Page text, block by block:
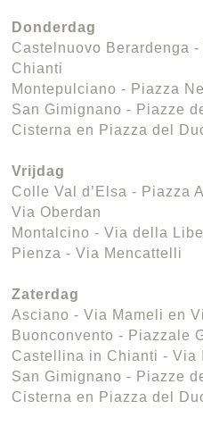
Donderdag
Castelnuovo Berardenga
Chianti
Montepulciano - Piazza
San Gimignano - Piazze
Cisterna en Piazza del
Vrijdag
Colle Val d’Elsa - Piazza
Via Oberdan
Montalcino - Via della
Pienza - Via Mencattelli
Zaterdag
Asciano - Via Mameli en
Buonconvento - Piazzale
Castellina in Chianti - Via
San Gimignano - Piazze
Cisterna en Piazza del